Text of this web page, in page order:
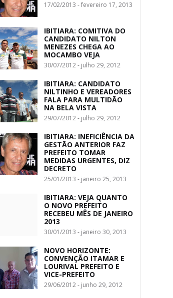
17/02/2013 - fevereiro 17, 2013
IBITIARA: COMITIVA DO
CANDIDATO NILTON
MENEZES CHEGA AO
MOCAMBO VEJA
30/07/2012 - julho 29, 2012
IBITIARA: CANDIDATO
NILTINHO E VEREADORES
FALA PARA MULTIDÃO
NA BELA VISTA
29/07/2012 - julho 29, 2012
IBITIARA: INEFICIÊNCIA DA
GESTÃO ANTERIOR FAZ
PREFEITO TOMAR
MEDIDAS URGENTES, DIZ
DECRETO
25/01/2013 - janeiro 25, 2013
IBITIARA: VEJA QUANTO
O NOVO PREFEITO
RECEBEU MÊS DE JANEIRO
2013
30/01/2013 - janeiro 30, 2013
NOVO HORIZONTE:
CONVENÇÃO ITAMAR E
LOURIVAL PREFEITO E
VICE-PREFEITO
29/06/2012 - junho 29, 2012